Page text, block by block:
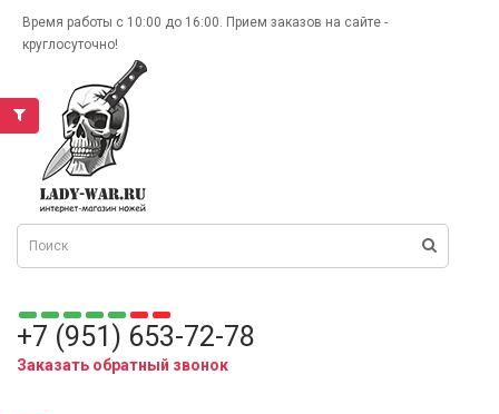
Время работы с 10:00 до 16:00. Прием заказов на сайте -
круглосуточно!
+7 (951) 653-72-78
Заказать обратный звонок